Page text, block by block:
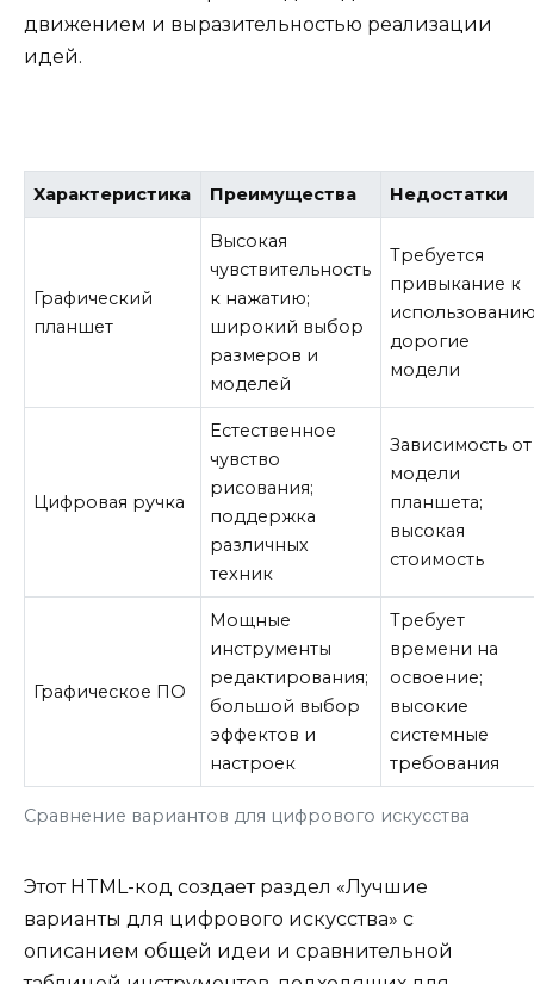
движением и выразительностью реализации
идей.
Сравнение вариантов для цифрового искусства
Характеристика Преимущества Недостатки
Графический
планшет
Высокая
чувствительность
к нажатию;
широкий выбор
размеров и
моделей
Требуется
привыкание к
дорогие
модели
Цифровая ручка
Естественное
чувство
рисования;
поддержка
различных
техник
Зависимость от
модели
планшета;
высокая
стоимость
Графическое ПО
Мощные
инструменты
редактирования;
большой выбор
эффектов и
настроек
Требует
времени на
освоение;
высокие
системные
требования
Этот HTML-код создает раздел «Лучшие
варианты для цифрового искусства» с
описанием общей идеи и сравнительной